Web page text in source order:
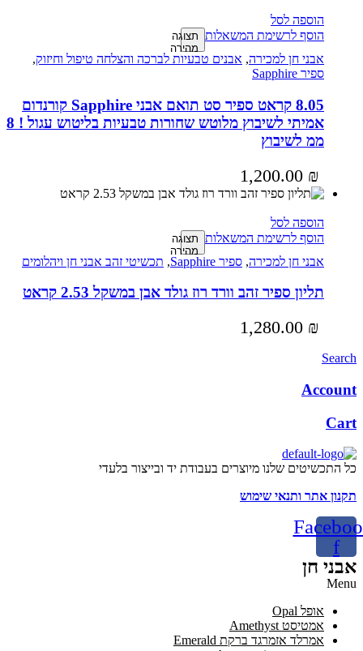
הוספה לסל
הוסף לרשימת המשאלות תצוגה
מהירה
אבני חן למכירה, אבנים טבעיות לברכה והצלחה טיפול וחיזוק,
ספיר Sapphire
8.05 קראט ספיר סט תואם אבני Sapphire קורנדום
אמיתי לשיבוץ מלוטש שחורות טבעיות בליטוש עגול ! 8
ממ לשיבוץ
1,200.00 ₪
הוספה לסל
הוסף לרשימת המשאלות תצוגה
מהירה
אבני חן למכירה, ספיר Sapphire , תכשיטי זהב אבני חן ויהלומים
תליון ספיר זהב וורד רוז גולד אבן במשקל 2.53 קראט
1,280.00 ₪
Search
Account
Cart
כל התכשיטים שלנו מיוצרים בעבודת יד ובייצור בלעדי
תקנון אתר ותנאי שימוש
f
אבני חן
Menu
אופל Opal
אמטיסט Amethyst
אמרלד אזמרגד ברקת Emerald